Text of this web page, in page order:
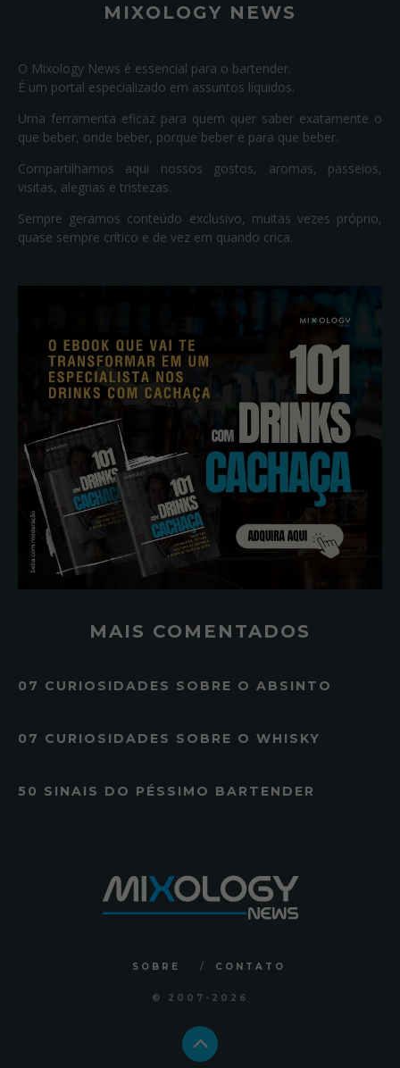
MIXOLOGY NEWS
O Mixology News é essencial para o bartender.
É um portal especializado em assuntos líquidos.
Uma ferramenta eficaz para quem quer saber exatamente o
que beber, onde beber, porque beber e para que beber.
Compartilhamos aqui nossos gostos, aromas, passeios,
visitas, alegrias e tristezas.
Sempre geramos conteúdo exclusivo, muitas vezes próprio,
quase sempre crítico e de vez em quando crica.
MAIS COMENTADOS
07 CURIOSIDADES SOBRE O ABSINTO
07 CURIOSIDADES SOBRE O WHISKY
50 SINAIS DO PÉSSIMO BARTENDER
SOBRE CONTATO
© 2007 -2026